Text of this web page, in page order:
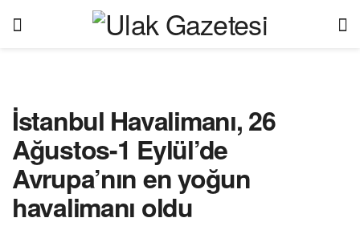
İstanbul Havalimanı, 26
Ağustos-1 Eylül’de
Avrupa’nın en yoğun
havalimanı oldu